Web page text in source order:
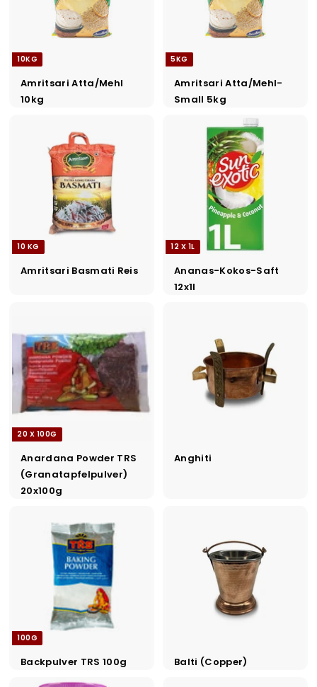
10KG
Amritsari Atta/Mehl
10kg
5KG
Amritsari Atta/Mehl-
Small 5kg
10 KG
Amritsari Basmati Reis
12 X 1L
Ananas-Kokos-Saft
12x1l
20 X 100G
Anardana Powder TRS
(Granatapfelpulver)
20x100g
Anghiti
100G
Backpulver TRS 100g Balti (Copper)